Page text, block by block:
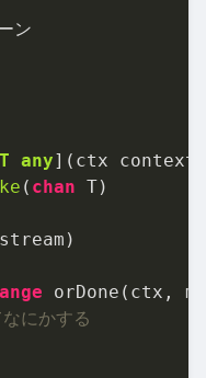
ン
T any] (ctx
( chan
にかする